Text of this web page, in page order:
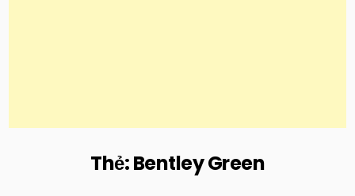
Thẻ:Bentley Green